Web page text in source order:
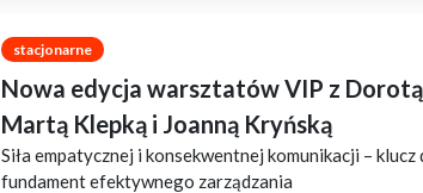
stacjonarne
Nowa edycja warsztatów VIP z
Martą Klepką i Joanną Kryńską
Siła empatycznej i konsekwentnej komunikacji – klucz
fundament efektywnego zarządzania